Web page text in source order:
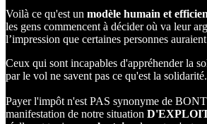
Voilà ce qu'est un modèle humain et
les gens commencent à décider où va leur
l’impression que certaines personnes
Ceux qui sont incapables d'appréhender la
par le vol ne savent pas ce qu'est la solidarité.
Payer l'impôt n'est PAS synonyme de
manifestation de notre situation